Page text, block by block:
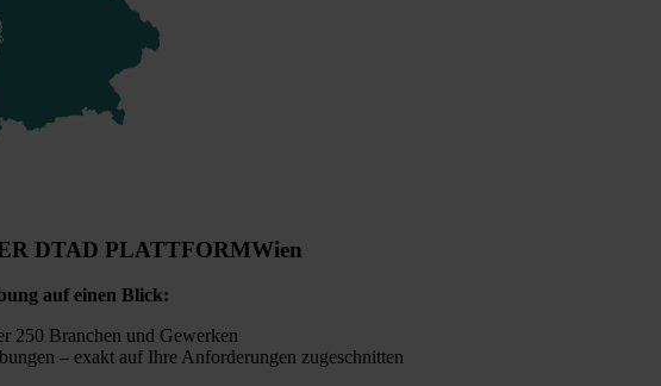
DTAD PLATTFORMWien
auf einen Blick:
250 Branchen und Gewerken
– exakt auf Ihre Anforderungen zugeschnitten